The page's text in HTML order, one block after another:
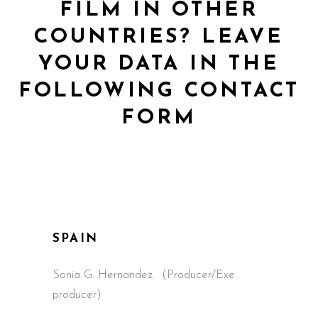
FILM IN OTHER
COUNTRIES? LEAVE
YOUR DATA IN THE
FOLLOWING CONTACT
FORM
SPAIN
Sonia G. Hernandez. (Producer/Exe.
producer)